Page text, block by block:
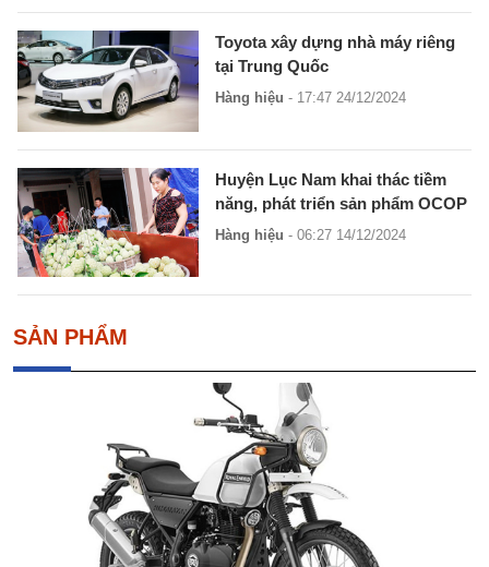
Toyota xây dựng nhà máy riêng
tại Trung Quốc
Hàng hiệu - 17:47 24/12/2024
Huyện Lục Nam khai thác tiềm
năng, phát triển sản phẩm OCOP
Hàng hiệu - 06:27 14/12/2024
SẢN PHẨM